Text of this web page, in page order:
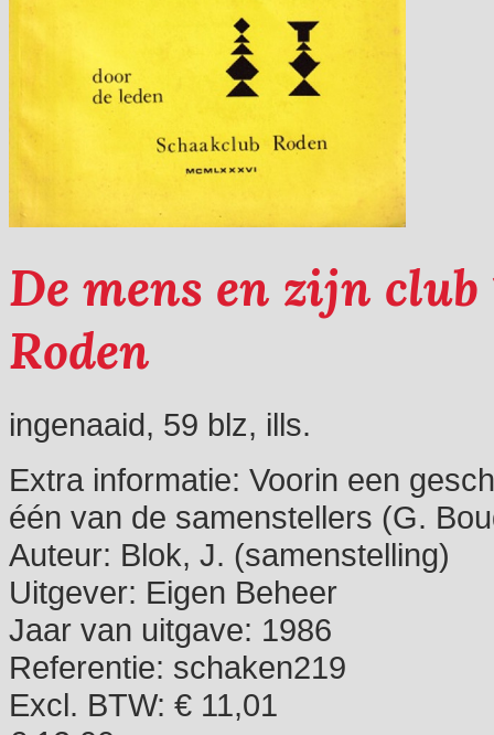
De mens en zijn club
Roden
ingenaaid, 59 blz, ills.
Extra informatie: Voorin een
één van de samenstellers (G.
Auteur: Blok, J. (samenstelling)
Uitgever: Eigen Beheer
Jaar van uitgave: 1986
Referentie: schaken219
Excl. BTW: € 11,01